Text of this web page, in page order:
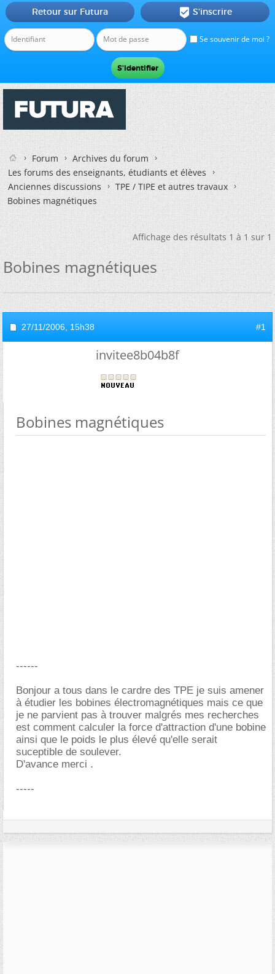
Se souvenir de moi ?
Retour sur Futura  S'inscrire
Forum
Archives du forum
Les forums des enseignants, étudiants et élèves
Anciennes discussions
TPE / TIPE et autres travaux
Bobines magnétiques
Affichage des résultats 1 à 1 sur 1
Bobines magnétiques
27/11/2006, 15h38 #1
invitee8b04b8f
Bobines magnétiques
------
Bonjour a tous dans le cardre des TPE je suis amener
à étudier les bobines électromagnétiques mais ce que
je ne parvient pas à trouver malgrés mes recherches
est comment calculer la force d'attraction d'une bobine
ainsi que le poids le plus élevé qu'elle serait
suceptible de soulever.
D'avance merci .
-----